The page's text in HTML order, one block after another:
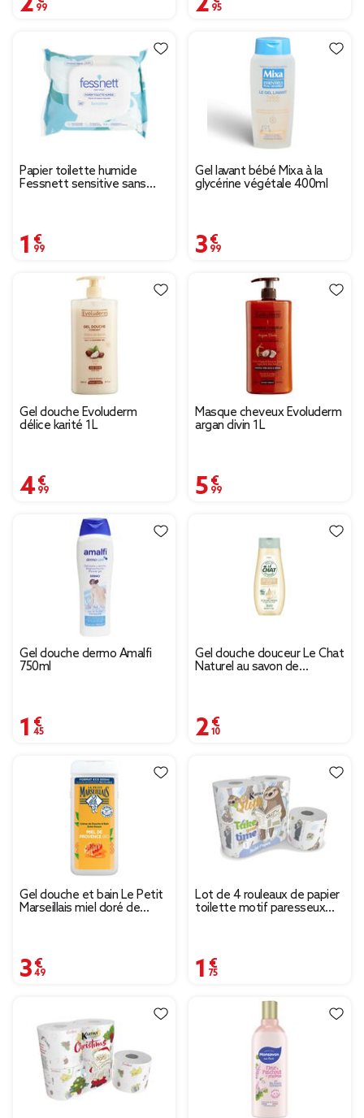
Papier toilette humide
Fessnett sensitive sans
1,99 €
Gel lavant bébé Mixa à la
glycérine végétale 400ml
3,99 €
Gel douche Evoluderm
délice karité 1L
4,99 €
Masque cheveux Evoluderm
argan divin 1L
5,99 €
Gel douche dermo Amalfi
750ml
1,45 €
Gel douche douceur Le Chat
Naturel au savon de
2,10 €
Gel douche et bain Le Petit
Marseillais miel doré de
3,49 €
Lot de 4 rouleaux de papier
toilette motif paresseux
1,75 €